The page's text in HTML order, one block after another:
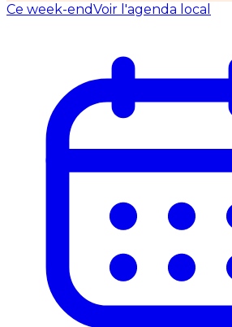
Ce week-endVoir l'agenda local